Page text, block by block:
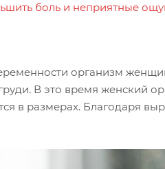
боль и неприятные
организм
В это время женский
в размерах. Благодаря